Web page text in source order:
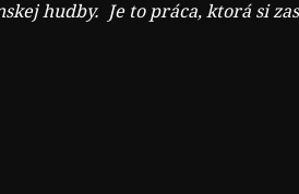
hudby. Je to práca, ktorá si